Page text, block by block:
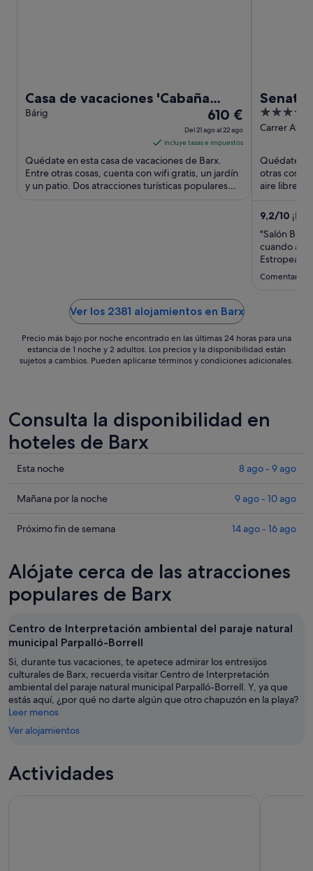
Casa de vacaciones 'Cabaña
Madera B' con vistas a la
Bárig
El
precio
es
de
610 €
por
610 €
Del 21 ago al 22 ago
incluye tasas e impuestos
Quédate en esta casa de vacaciones de Barx.
Entre otras cosas, cuenta con wifi gratis, un jardín
y un patio. Dos atracciones turísticas populares
4
out
5
Carrer
Quédate
otras
aire libre y
9,2/10
"Salón Bar-
cuando a
mes.
Comentario
Ver los 2381 alojamientos en Barx
Precio más bajo por noche encontrado en las últimas 24 horas para una
estancia de 1 noche y 2 adultos. Los precios y la disponibilidad están
sujetos a cambios. Pueden aplicarse términos y condiciones adicionales.
Consulta la disponibilidad en
hoteles de Barx
Comprueba
precios
Barx
noche,
ago
9
ago
Esta noche 8 ago - 9 ago
Comprueba
precios
para
mañana
por
noche,
9
ago
-
10
ago
Mañana por la noche 9 ago - 10 ago
Comprueba
en
Barx
para
próximo
fin
de
semana,
14
ago
-
16
Próximo fin de semana 14 ago - 16 ago
Alójate cerca de las atracciones
populares de Barx
Centro de Interpretación ambiental del paraje natural
municipal Parpalló-Borrell
Si, durante tus vacaciones, te apetece admirar los entresijos
culturales de Barx, recuerda visitar Centro de Interpretación
ambiental del paraje natural municipal Parpalló-Borrell. Y, ya que
estás aquí, ¿por qué no darte algún que otro chapuzón en la playa?
Leer menos
Ver alojamientos
Actividades